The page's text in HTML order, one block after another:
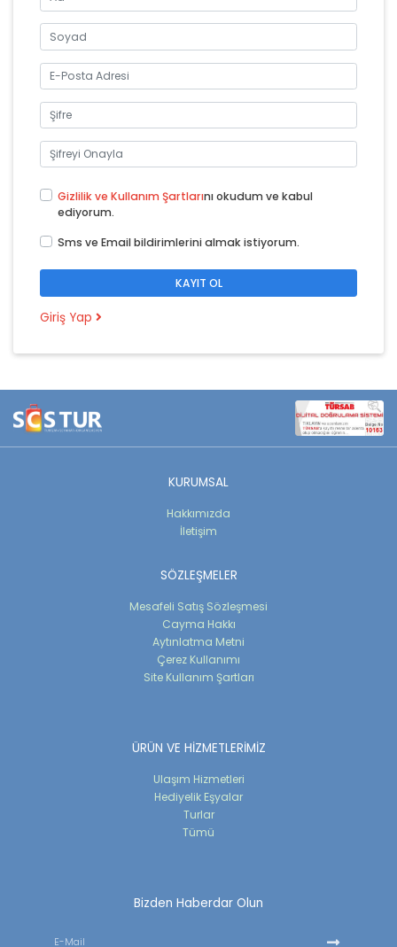
Gizlilik ve Kullanım Şartlarını okudum ve kabul
ediyorum.
Sms ve Email bildirimlerini almak istiyorum.
Giriş Yap
KURUMSAL
Hakkımızda
İletişim
SÖZLEŞMELER
Mesafeli Satış Sözleşmesi
Cayma Hakkı
Aytınlatma Metni
Çerez Kullanımı
Site Kullanım Şartları
ÜRÜN VE HİZMETLERİMİZ
Ulaşım Hizmetleri
Hediyelik Eşyalar
Turlar
Tümü
Bizden Haberdar Olun